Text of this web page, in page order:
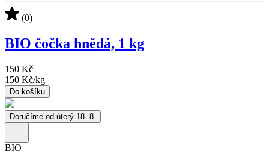
(0)
BIO čočka hnědá, 1 kg
150 Kč
150 Kč/kg
Do košíku
Doručíme od úterý 18. 8.
BIO